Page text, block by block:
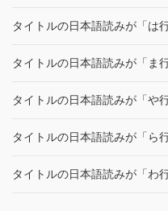
タイトルの日本語読みが「は
タイトルの日本語読みが「ま
タイトルの日本語読みが「や
タイトルの日本語読みが「ら
タイトルの日本語読みが「わ